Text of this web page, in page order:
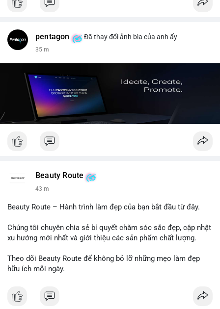
pentagon Đã thay đổi ảnh bìa của anh ấy
35 m
Beauty Route
43 m
Beauty Route – Hành trình làm đẹp của bạn bắt đầu từ đây.
Chúng tôi chuyên chia sẻ bí quyết chăm sóc sắc đẹp, cập nhật
xu hướng mới nhất và giới thiệu các sản phẩm chất lượng.
Theo dõi Beauty Route để không bỏ lỡ những mẹo làm đẹp
hữu ích mỗi ngày.